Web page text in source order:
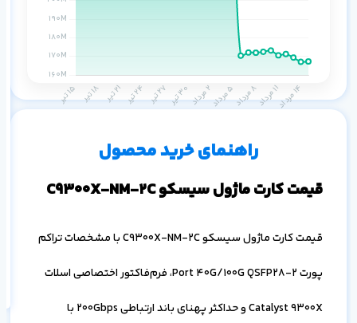
راهنمای خرید محصول
قیمت کارت ماژول سیسکو C9300X-NM-2C
قیمت کارت ماژول سیسکو C9300X-NM-2C با مشخصات تراکم
پورت 2-Port 40G/100G QSFP28، فرم‌فاکتور اختصاصی اسلات
Catalyst 9300X و حداکثر پهنای باند ارتباطی 200Gbps با